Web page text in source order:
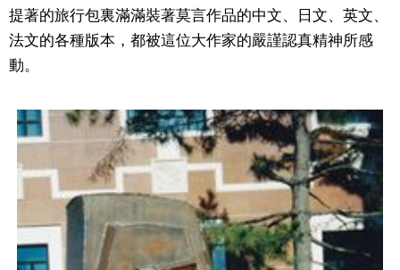
提著的旅行包裏滿滿裝著莫言作品的中文、日文、英文、
法文的各種版本，都被這位大作家的嚴謹認真精神所感
動。